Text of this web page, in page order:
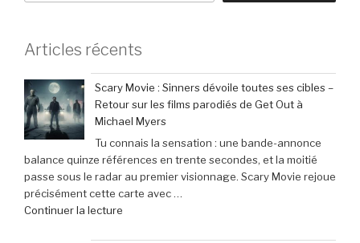
Articles récents
Scary Movie : Sinners dévoile toutes ses cibles –
Retour sur les films parodiés de Get Out à
Michael Myers
Tu connais la sensation : une bande-annonce
balance quinze références en trente secondes, et la moitié
passe sous le radar au premier visionnage. Scary Movie rejoue
précisément cette carte avec …
Continuer la lecture